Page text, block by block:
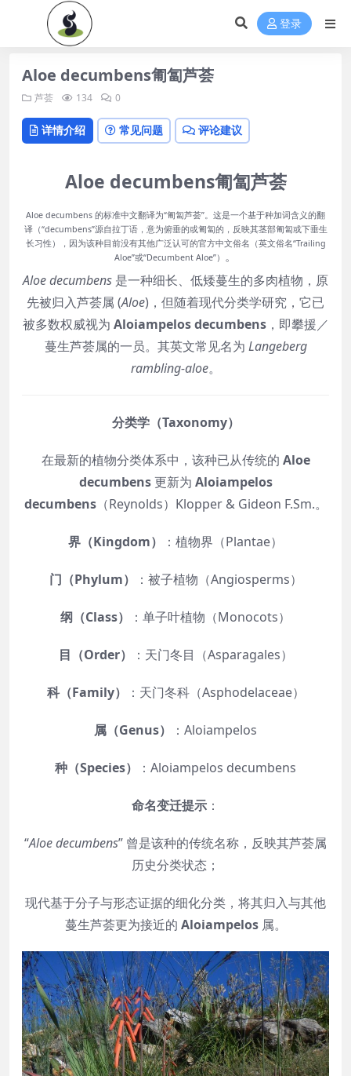
登录
Aloe decumbens匍匐芦荟
芦荟 134 0
详情介绍 常见问题 评论建议
Aloe decumbens匍匐芦荟
Aloe decumbens 的标准中文翻译为“匍匐芦荟”。这是一个基于种加词含义的翻
译（“decumbens”源自拉丁语，意为俯垂的或匍匐的，反映其茎部匍匐或下垂生
长习性），因为该种目前没有其他广泛认可的官方中文俗名（英文俗名“Trailing
Aloe”或“Decumbent Aloe”）
。
Aloe decumbens 是一种细长、低矮蔓生的多肉植物，原
先被归入芦荟属 (Aloe)，但随着现代分类学研究，它已
被多数权威视为 Aloiampelos decumbens，即攀援／
蔓生芦荟属的一员。其英文常见名为 Langeberg
rambling-aloe。
分类学（Taxonomy）
在最新的植物分类体系中，该种已从传统的 Aloe
decumbens更新为 Aloiampelos
decumbens（Reynolds）Klopper & Gideon F.Sm.。
界（Kingdom） ：植物界（Plantae）
门（Phylum） ：被子植物（Angiosperms）
纲（Class） ：单子叶植物（Monocots）
目（Order） ：天门冬目（Asparagales）
科（Family） ：天门冬科（Asphodelaceae）
属（Genus） ：Aloiampelos
种（Species） ：Aloiampelos decumbens
命名变迁提示 ：
“Aloe decumbens” 曾是该种的传统名称，反映其芦荟属
历史分类状态；
现代基于分子与形态证据的细化分类，将其归入与其他
蔓生芦荟更为接近的 Aloiampelos属。